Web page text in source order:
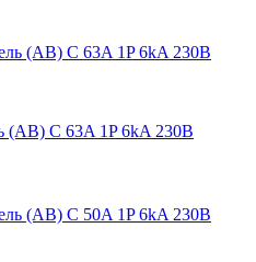
(АВ) C 63A 1P 6kA 230В